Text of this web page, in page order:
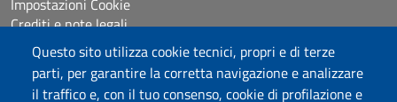
Questo sito utilizza cookie tecnici, propri e di terze
parti, per garantire la corretta navigazione e analizzare
il traffico e, con il tuo consenso, cookie di profilazione e
Crediti e note legali
Seguici su